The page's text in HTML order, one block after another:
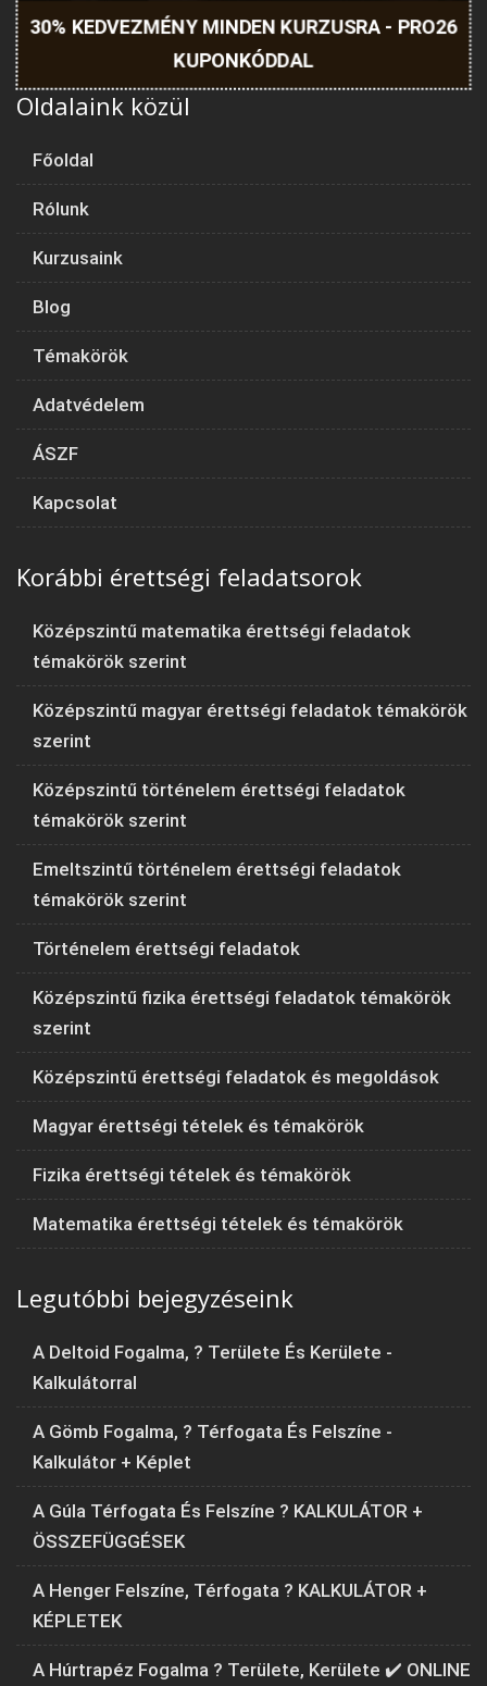
30% KEDVEZMÉNY MINDEN KURZUSRA - PRO26
KUPONKÓDDAL
Oldalaink közül
Főoldal
Rólunk
Kurzusaink
Blog
Témakörök
Adatvédelem
ÁSZF
Kapcsolat
Korábbi érettségi feladatsorok
Középszintű matematika érettségi feladatok
témakörök szerint
Középszintű magyar érettségi feladatok témakörök
szerint
Középszintű történelem érettségi feladatok
témakörök szerint
Emeltszintű történelem érettségi feladatok
témakörök szerint
Történelem érettségi feladatok
Középszintű fizika érettségi feladatok témakörök
szerint
Középszintű érettségi feladatok és megoldások
Magyar érettségi tételek és témakörök
Fizika érettségi tételek és témakörök
Matematika érettségi tételek és témakörök
Legutóbbi bejegyzéseink
A Deltoid Fogalma, ? Területe És Kerülete -
Kalkulátorral
A Gömb Fogalma, ? Térfogata És Felszíne -
Kalkulátor + Képlet
A Gúla Térfogata És Felszíne ? KALKULÁTOR +
ÖSSZEFÜGGÉSEK
A Henger Felszíne, Térfogata ? KALKULÁTOR +
KÉPLETEK
A Húrtrapéz Fogalma ? Területe, Kerülete ✔️ ONLINE